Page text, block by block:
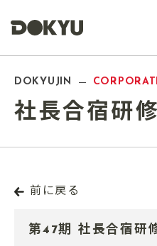
DOKYUJIN
社長合宿研修
前に戻る
第47期 社長合宿研